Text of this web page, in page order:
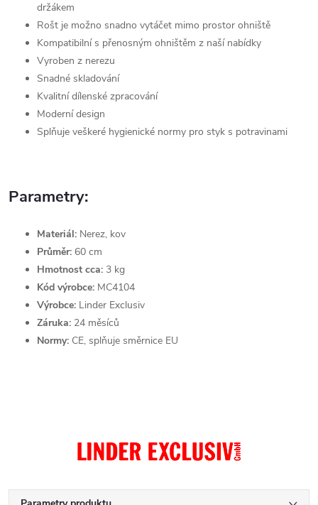
držákem
Rošt je možno snadno vytáčet mimo prostor ohniště
Kompatibilní s přenosným ohništěm z naší nabídky
Vyroben z nerezu
Snadné skladování
Kvalitní dílenské zpracování
Moderní design
Splňuje veškeré hygienické normy pro styk s potravinami
Parametry:
Materiál: Nerez, kov
Průměr: 60 cm
Hmotnost cca: 3 kg
Kód výrobce: MC4104
Výrobce: Linder Exclusiv
Záruka: 24 měsíců
Normy: CE, splňuje směrnice EU